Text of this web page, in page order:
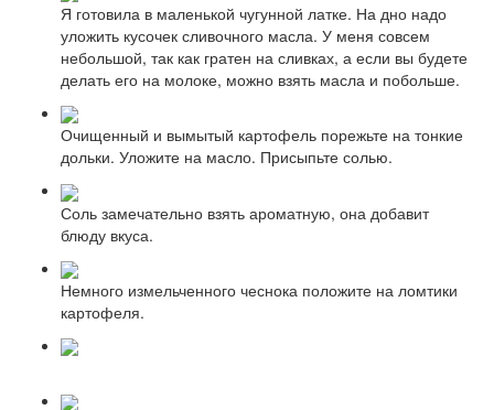
Я готовила в маленькой чугунной латке. На дно надо
уложить кусочек сливочного масла. У меня совсем
небольшой, так как гратен на сливках, а если вы будете
делать его на молоке, можно взять масла и побольше.
Очищенный и вымытый картофель порежьте на тонкие
дольки. Уложите на масло. Присыпьте солью.
Соль замечательно взять ароматную, она добавит
блюду вкуса.
Немного измельченного чеснока положите на ломтики
картофеля.